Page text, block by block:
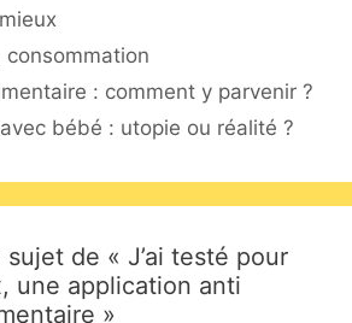
s
A
p
p
er
consommation
: comment y parvenir ?
bébé : utopie ou réalité ?
de « J’ai testé pour
une application anti
»